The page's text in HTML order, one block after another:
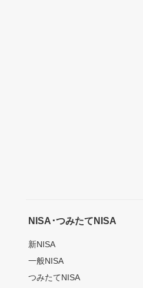
NISA･つみたてNISA
新NISA
一般NISA
つみたてNISA